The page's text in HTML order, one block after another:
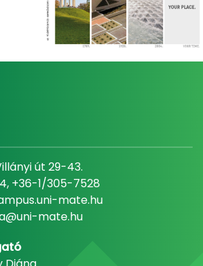
út 29-43.
+36-1/305-7528
mate.hu
mate.hu